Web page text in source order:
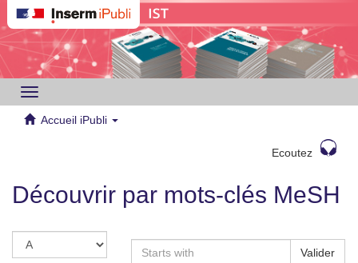
Toggle
navigation
Accueil iPubli
Ecoutez
Découvrir par mots-clés MeSH
Valider